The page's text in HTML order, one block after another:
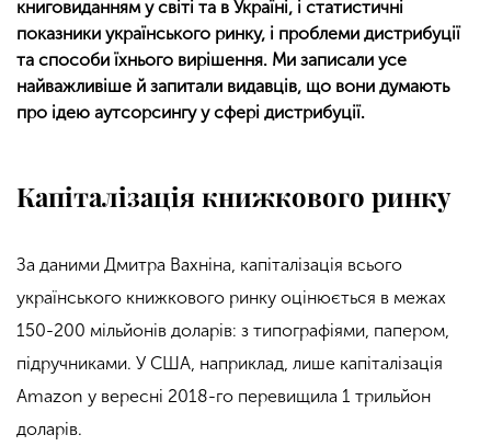
книговиданням у світі та в Україні, і статистичні
показники українського ринку, і проблеми дистрибуції
та способи їхнього вирішення. Ми записали усе
найважливіше й запитали видавців, що вони думають
про ідею аутсорсингу у сфері дистрибуції.
Капіталізація книжкового ринку
За даними Дмитра Вахніна, капіталізація всього
українського книжкового ринку оцінюється в межах
150-200 мільйонів доларів: з типографіями, папером,
підручниками. У США, наприклад, лише капіталізація
Amazon у вересні 2018-го перевищила 1 трильйон
доларів.